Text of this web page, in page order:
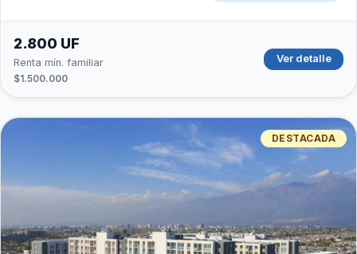
2.800 UF
Renta mín. familiar
$1.500.000
Ver detalle
DESTACADA